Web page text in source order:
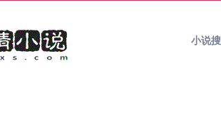
小说